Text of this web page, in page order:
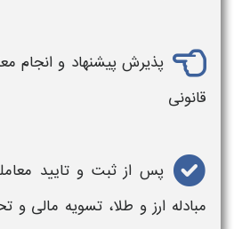
پذیرش پیشنهاد و انجام
قانونی
پس از ثبت و تایید
مبادله ارز و طلا، تسویه مالی و